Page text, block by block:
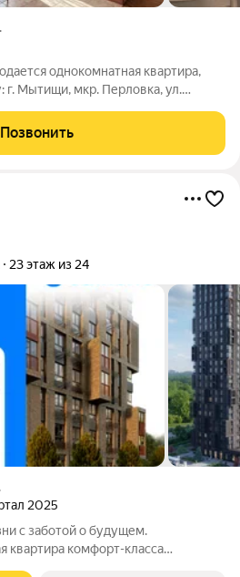
однокомнатная квартира,
г. Мытищи, мкр. Перловка, ул.
по индивидуальному проекту
Позвонить
23 этаж из 24
2025
с заботой о будущем.
квартира комфорт-класса